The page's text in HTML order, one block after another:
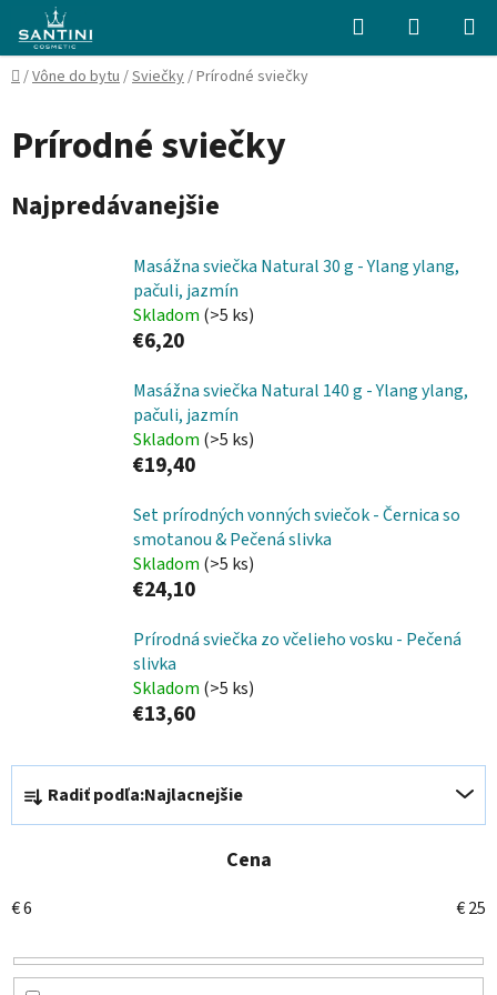
Prejsť
obsah
Hľadať
KOŠÍK
Domov
/Vône do bytu/Sviečky/Prírodné sviečky
Prírodné sviečky
Najpredávanejšie
Masážna sviečka Natural 30 g - Ylang ylang,
pačuli, jazmín
Skladom (>5 ks)
€6,20
Masážna sviečka Natural 140 g - Ylang ylang,
pačuli, jazmín
Skladom (>5 ks)
€19,40
Set prírodných vonných sviečok - Černica so
smotanou & Pečená slivka
Skladom (>5 ks)
€24,10
Prírodná sviečka zo včelieho vosku - Pečená
slivka
Skladom (>5 ks)
€13,60
R
d
n
i
e
p
Radiť podľa:Najlacnejšie
Cena
€6 €25